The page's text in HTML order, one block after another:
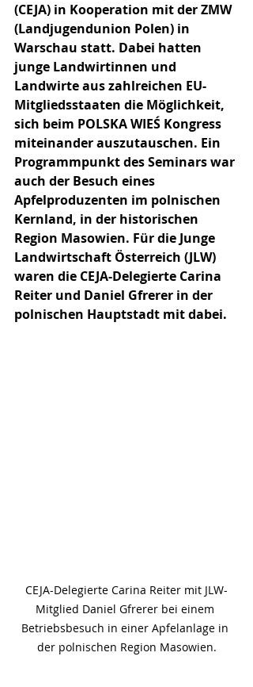
(CEJA) in Kooperation mit der ZMW
(Landjugendunion Polen) in
Warschau statt. Dabei hatten
junge Landwirtinnen und
Landwirte aus zahlreichen EU-
Mitgliedsstaaten die Möglichkeit,
sich beim POLSKA WIEŚ Kongress
miteinander auszutauschen. Ein
Programmpunkt des Seminars war
auch der Besuch eines
Apfelproduzenten im polnischen
Kernland, in der historischen
Region Masowien. Für die Junge
Landwirtschaft Österreich (JLW)
waren die CEJA-Delegierte Carina
Reiter und Daniel Gfrerer in der
polnischen Hauptstadt mit dabei.
CEJA-Delegierte Carina Reiter mit JLW-
Mitglied Daniel Gfrerer bei einem
Betriebsbesuch in einer Apfelanlage in
der polnischen Region Masowien.